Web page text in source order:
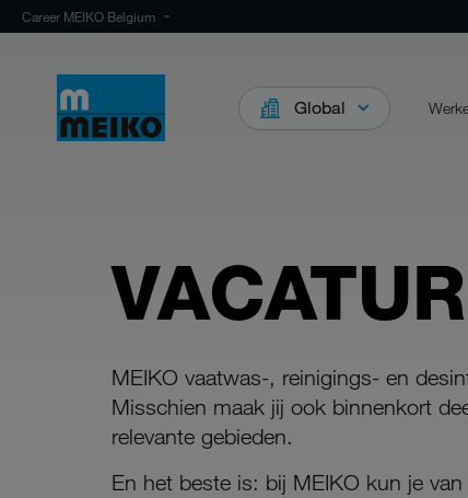
Career MEIKO Belgium
Global
MEIKO vaatwas-, reinigings- en
Misschien maak jij ook binnenkort
relevante gebieden.
En het beste is: bij MEIKO kun je